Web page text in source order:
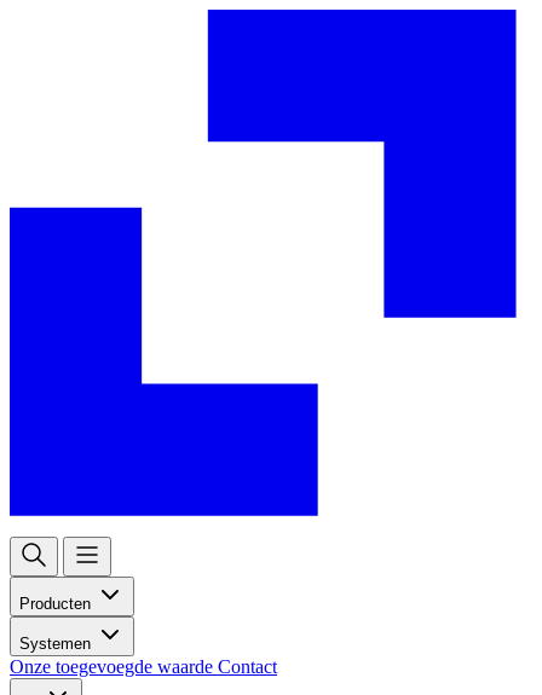
Producten
Systemen
Onze toegevoegde waarde Contact